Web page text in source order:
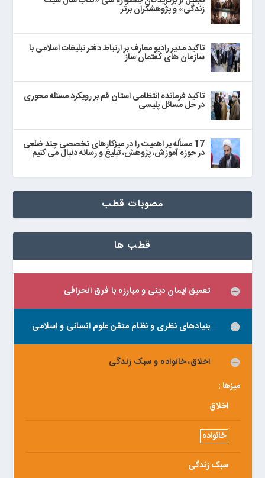
زندگی» و پژوهشگران برتر
تاکید مدیر رادیو معارف بر ارتباط دفتر تبلیغات اسلامی با
سازمان های گفتمان ساز
تاکید فرمانده انتظامی استان قم بر رویکرد مسئله محوری
در حل مسائل پلیسی
17 مسأله پر اهمیت را در میزکارهای تخصصی چند ضلعی
در حوزه آموزش، پژوهش، تبلیغ و رسانه دنبال می‌ کنیم
مصوبات قطب
قطب ها
تعمیق ایمان دینی و مبارزه با فرق انحرافی
بنیادهای نظری و نظام متقن علوم انسانی و اسلامی
اخلاق، خانواده و سبک زندگی
میزها :
اخلاق
خانواده
سبک زندگی